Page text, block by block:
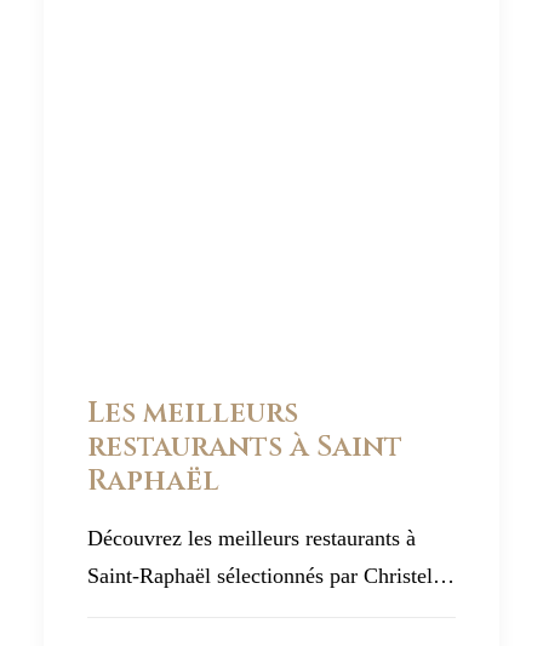
Les meilleurs
restaurants à Saint
Raphaël
Découvrez les meilleurs restaurants à
Saint-Raphaël sélectionnés par Christel…